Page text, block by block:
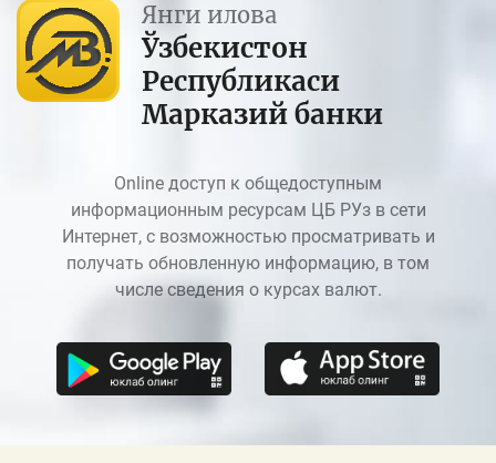
Янги илова
Ўзбекистон
Республикаси
Марказий банки
Online доступ к общедоступным
информационным ресурсам ЦБ РУз в сети
Интернет, с возможностью просматривать и
получать обновленную информацию, в том
числе сведения о курсах валют.